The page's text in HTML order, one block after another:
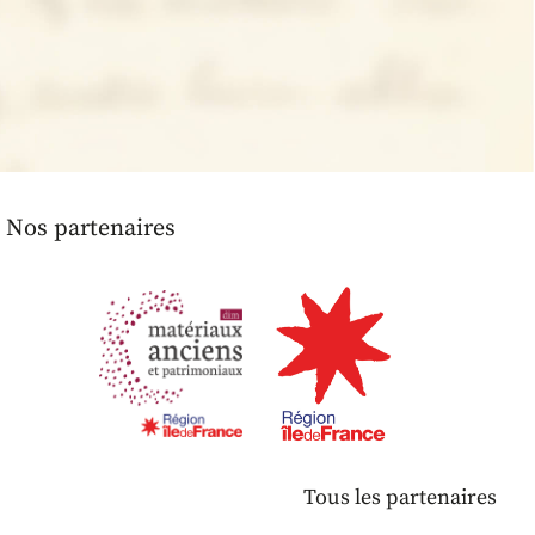
Nos partenaires
Tous les partenaires